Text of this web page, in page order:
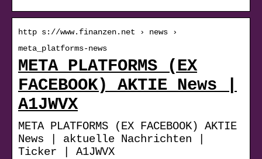
http s://www.finanzen.net › news ›
meta_platforms-news
META PLATFORMS (EX
FACEBOOK) AKTIE News |
A1JWVX
META PLATFORMS (EX FACEBOOK) AKTIE
News | aktuelle Nachrichten |
Ticker | A1JWVX